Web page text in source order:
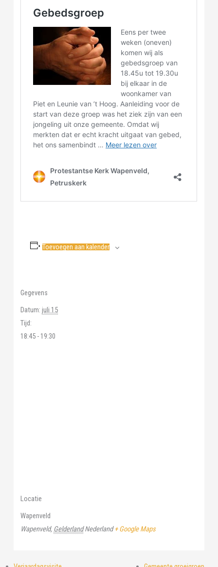
Toevoegen aan kalender
Gegevens
Datum: juli 15
Tijd:
18:45 - 19:30
Locatie
Wapenveld
Wapenveld, GelderlandNederland+ Google Maps